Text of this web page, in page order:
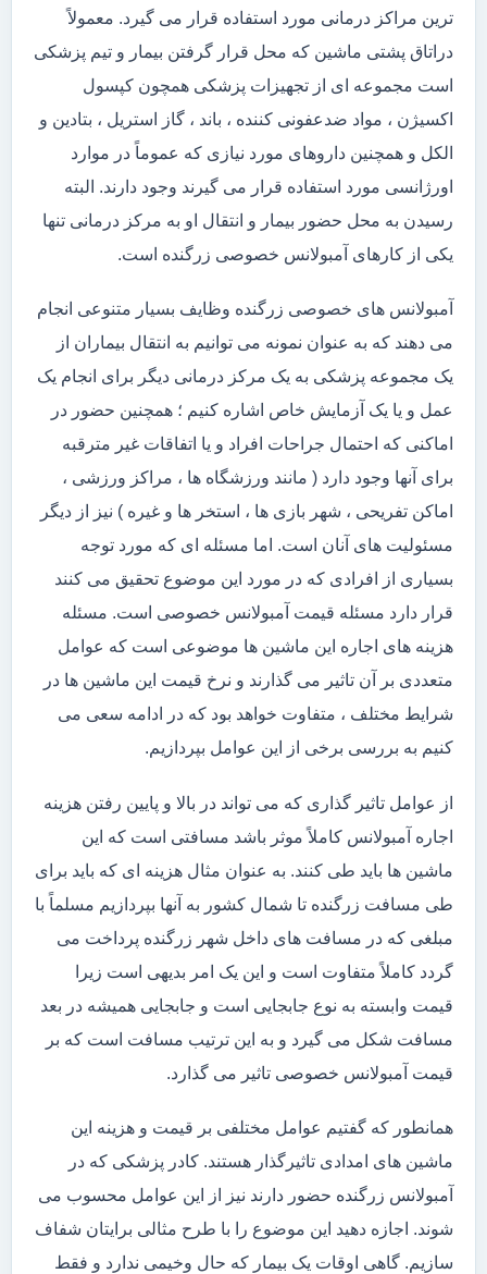
ترین مراکز درمانی مورد استفاده قرار می گیرد. معمولاً
دراتاق پشتی ماشین که محل قرار گرفتن بیمار و تیم پزشکی
است مجموعه ای از تجهیزات پزشکی همچون کپسول
اکسیژن ، مواد ضدعفونی کننده ، باند ، گاز استریل ، بتادین و
الکل و همچنین داروهای مورد نیازی که عموماً در موارد
اورژانسی مورد استفاده قرار می گیرند وجود دارند. البته
رسیدن به محل حضور بیمار و انتقال او به مرکز درمانی تنها
یکی از کارهای آمبولانس خصوصی زرگنده است.
آمبولانس های خصوصی زرگنده وظایف بسیار متنوعی انجام
می دهند که به عنوان نمونه می توانیم به انتقال بیماران از
یک مجموعه پزشکی به یک مرکز درمانی دیگر برای انجام یک
عمل و یا یک آزمایش خاص اشاره کنیم ؛ همچنین حضور در
اماکنی که احتمال جراحات افراد و یا اتفاقات غیر مترقبه
برای آنها وجود دارد ( مانند ورزشگاه ها ، مراکز ورزشی ،
اماکن تفریحی ، شهر بازی ها ، استخر ها و غیره ) نیز از دیگر
مسئولیت های آنان است. اما مسئله ای که مورد توجه
بسیاری از افرادی که در مورد این موضوع تحقیق می کنند
قرار دارد مسئله قیمت آمبولانس خصوصی است. مسئله
هزینه های اجاره این ماشین ها موضوعی است که عوامل
متعددی بر آن تاثیر می گذارند و نرخ قیمت این ماشین ها در
شرایط مختلف ، متفاوت خواهد بود که در ادامه سعی می
کنیم به بررسی برخی از این عوامل بپردازیم.
از عوامل تاثیر گذاری که می تواند در بالا و پایین رفتن هزینه
اجاره آمبولانس کاملاً موثر باشد مسافتی است که این
ماشین ها باید طی کنند. به عنوان مثال هزینه ای که باید برای
طی مسافت زرگنده تا شمال کشور به آنها بپردازیم مسلماً با
مبلغی که در مسافت های داخل شهر زرگنده پرداخت می
گردد کاملاً متفاوت است و این یک امر بدیهی است زیرا
قیمت وابسته به نوع جابجایی است و جابجایی همیشه در بعد
مسافت شکل می گیرد و به این ترتیب مسافت است که بر
قیمت آمبولانس خصوصی تاثیر می گذارد.
همانطور که گفتیم عوامل مختلفی بر قیمت و هزینه این
ماشین های امدادی تاثیرگذار هستند. کادر پزشکی که در
آمبولانس زرگنده حضور دارند نیز از این عوامل محسوب می
شوند. اجازه دهید این موضوع را با طرح مثالی برایتان شفاف
سازیم. گاهی اوقات یک بیمار که حال وخیمی ندارد و فقط